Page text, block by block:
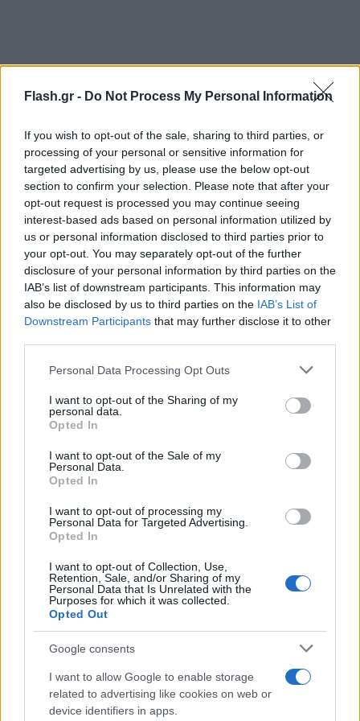
Flash.gr - Do Not Process My Personal Information
If you wish to opt-out of the sale, sharing to third parties, or
processing of your personal or sensitive information for
targeted advertising by us, please use the below opt-out
section to confirm your selection. Please note that after your
opt-out request is processed you may continue seeing
interest-based ads based on personal information utilized by
us or personal information disclosed to third parties prior to
your opt-out. You may separately opt-out of the further
disclosure of your personal information by third parties on the
IAB’s list of downstream participants. This information may
also be disclosed by us to third parties on the IAB’s List of
Downstream Participants that may further disclose it to other
Please note that this website/app uses one or more Google
not limited to your visit or usage behaviour. You may click to
grant or deny consent to Google and its third-party tags to
use your data for below specified purposes in below Google
consent section.
Personal Data Processing Opt Outs
I want to opt-out of the Sharing of my
personal data.
Opted In
I want to opt-out of the Sale of my
Personal Data.
Opted In
I want to opt-out of processing my
Personal Data for Targeted Advertising.
Opted In
I want to opt-out of Collection, Use,
Retention, Sale, and/or Sharing of my
Personal Data that Is Unrelated with the
Purposes for which it was collected.
Opted Out
Google consents
I want to allow Google to enable storage
related to advertising like cookies on web or
device identifiers in apps.
«Επίτευγμα ζαχαροπλαστικής»
Για την παρασκευή της τούρτας, συνολικού βάρους
1,2 τόνων, απαιτήθηκε μια εβδομάδα δουλειάς.
εργάζονταν όλη τη νύχτα και ένα μεγάλο μέρος της
ημέρας.